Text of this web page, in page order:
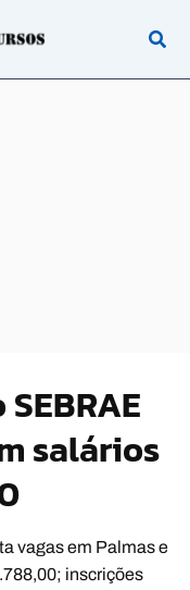
salários
vagas em Palmas e
inscrições